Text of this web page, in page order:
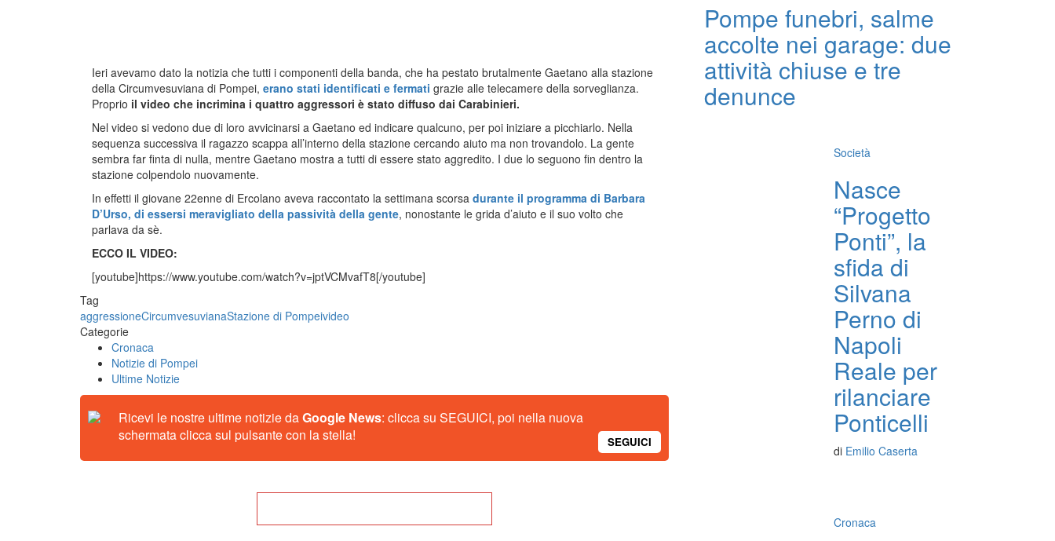
Ieri avevamo dato la notizia che tutti i componenti della banda, che ha pestato brutalmente Gaetano alla stazione
della Circumvesuviana di Pompei, erano stati identificati e fermati grazie alle telecamere della sorveglianza.
Proprio il video che incrimina i quattro aggressori è stato diffuso dai Carabinieri.
Nel video si vedono due di loro avvicinarsi a Gaetano ed indicare qualcuno, per poi iniziare a picchiarlo. Nella
sequenza successiva il ragazzo scappa all’interno della stazione cercando aiuto ma non trovandolo. La gente
sembra far finta di nulla, mentre Gaetano mostra a tutti di essere stato aggredito. I due lo seguono fin dentro la
stazione colpendolo nuovamente.
In effetti il giovane 22enne di Ercolano aveva raccontato la settimana scorsa durante il programma di Barbara
D’Urso, di essersi meravigliato della passività della gente, nonostante le grida d’aiuto e il suo volto che
parlava da sè.
ECCO IL VIDEO:
[youtube]https://www.youtube.com/watch?v=jptVCMvafT8[/youtube]
Tag
aggressioneCircumvesuvianaStazione di Pompeivideo
Categorie
Cronaca
Notizie di Pompei
Ultime Notizie
Ricevi le nostre ultime notizie daGoogle News: clicca su SEGUICI, poi nella nuova
schermata clicca sul pulsante con la stella!
SEGUICI
Pompe funebri, salme
accolte nei garage: due
attività chiuse e tre
denunce
Società
Nasce
“Progetto
Ponti”, la
sfida di
Silvana
Perno di
Napoli
Reale per
rilanciare
Ponticelli
di Emilio Caserta
Cronaca